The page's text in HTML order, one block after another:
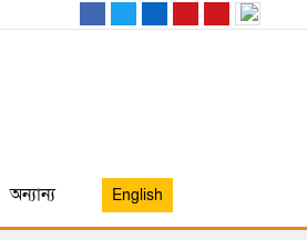
অন্যান্য English